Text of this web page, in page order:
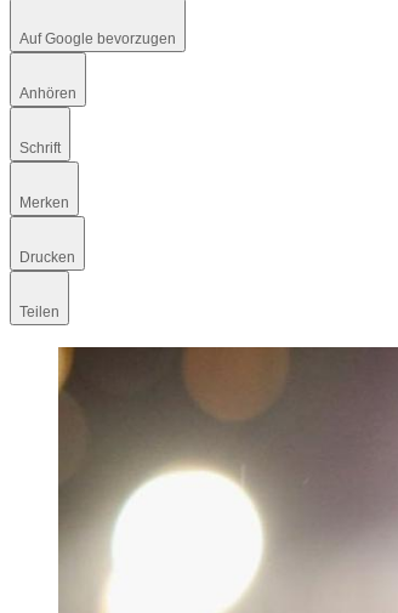
Auf Google bevorzugen
Anhören
Schrift
Merken
Drucken
Teilen